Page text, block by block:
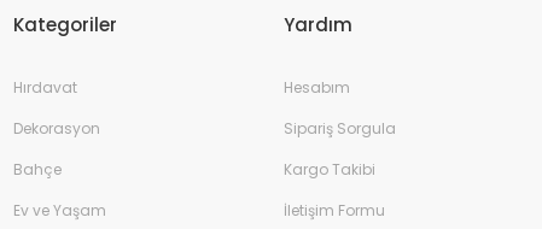
Kategoriler
Hırdavat
Dekorasyon
Bahçe
Ev ve Yaşam
Yardım
Hesabım
Sipariş Sorgula
Kargo Takibi
İletişim Formu